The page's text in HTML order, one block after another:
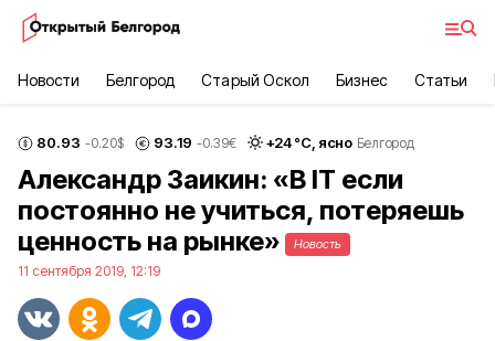
Новости Белгород Старый Оскол Бизнес Статьи
80.93 -0.20$ 93.19 -0.39€ +24°С, ясно Белгород
Александр Заикин: «В IT если
постоянно не учиться, потеряешь
ценность на рынке»
Новость
11 сентября 2019, 12:19